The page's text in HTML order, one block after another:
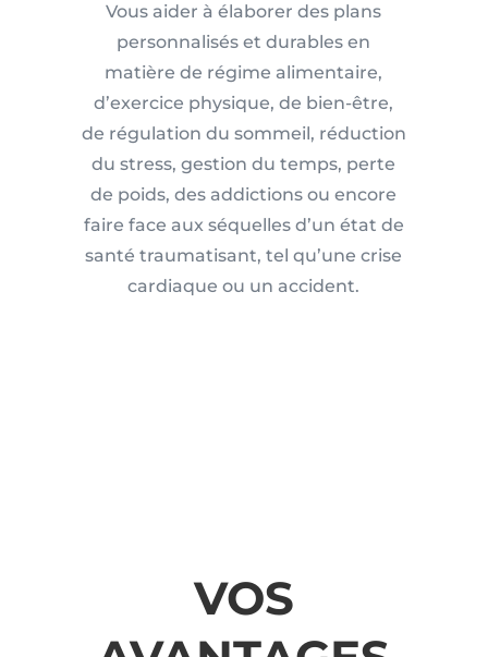
Vous aider à élaborer des plans
personnalisés et durables en
matière de régime alimentaire,
d’exercice physique, de bien-être,
de régulation du sommeil, réduction
du stress, gestion du temps, perte
de poids, des addictions ou encore
faire face aux séquelles d’un état de
santé traumatisant, tel qu’une crise
cardiaque ou un accident.
VOS